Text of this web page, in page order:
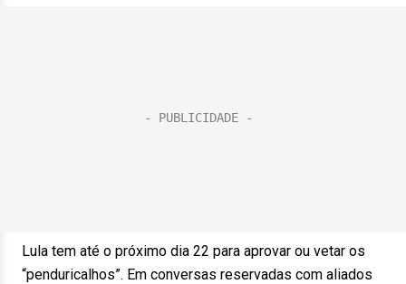
Lula tem até o próximo dia 22 para aprovar ou vetar os
“penduricalhos”. Em conversas reservadas com aliados